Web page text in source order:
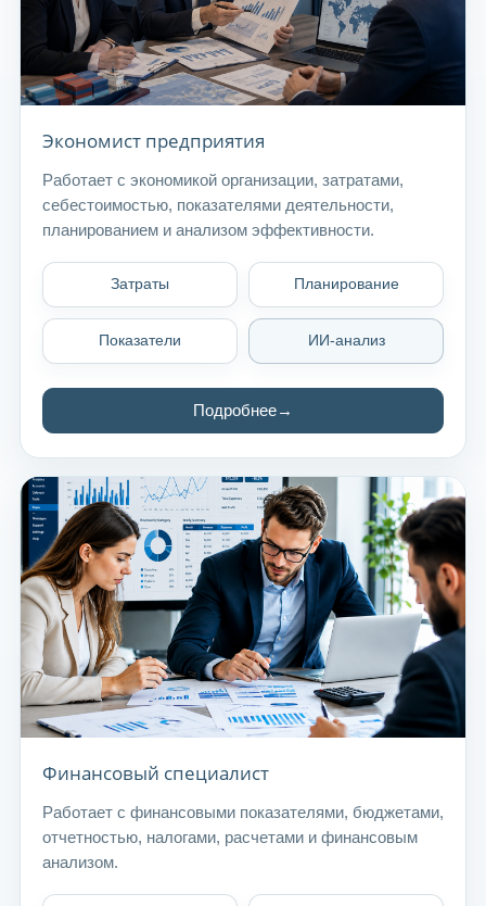
Экономист предприятия
Работает с экономикой организации, затратами,
себестоимостью, показателями деятельности,
планированием и анализом эффективности.
Затраты Планирование
Показатели ИИ-анализ
Подробнее
Финансовый специалист
Работает с финансовыми показателями, бюджетами,
отчетностью, налогами, расчетами и финансовым
анализом.